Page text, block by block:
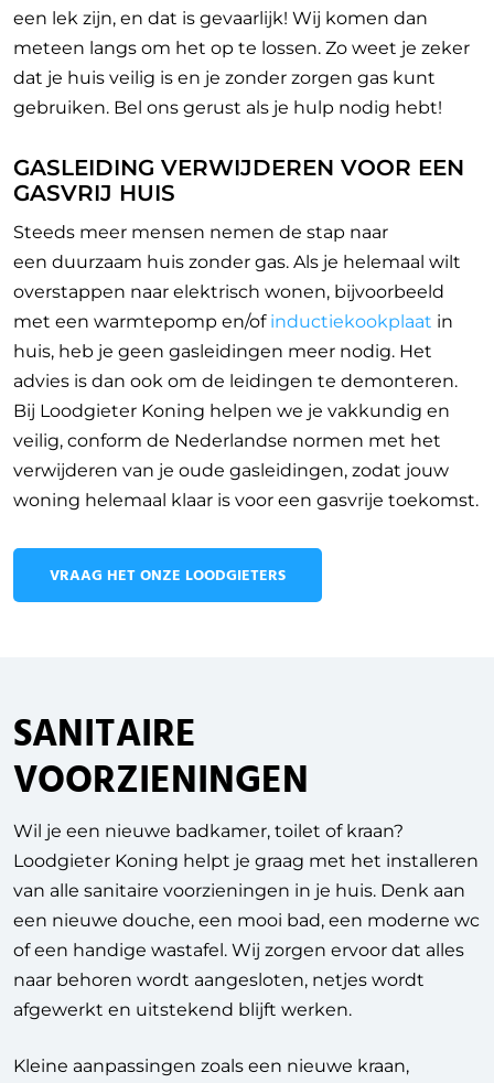
een lek zijn, en dat is gevaarlijk! Wij komen dan
meteen langs om het op te lossen. Zo weet je zeker
dat je huis veilig is en je zonder zorgen gas kunt
gebruiken. Bel ons gerust als je hulp nodig hebt!
GASLEIDING VERWIJDEREN VOOR EEN
GASVRIJ HUIS
Steeds meer mensen nemen de stap naar
een duurzaam huis zonder gas. Als je helemaal wilt
overstappen naar elektrisch wonen, bijvoorbeeld
met een warmtepomp en/of inductiekookplaat in
huis, heb je geen gasleidingen meer nodig. Het
advies is dan ook om de leidingen te demonteren.
Bij Loodgieter Koning helpen we je vakkundig en
veilig, conform de Nederlandse normen met het
verwijderen van je oude gasleidingen, zodat jouw
woning helemaal klaar is voor een gasvrije toekomst.
VRAAG HET ONZE LOODGIETERS
SANITAIRE
VOORZIENINGEN
Wil je een nieuwe badkamer, toilet of kraan?
Loodgieter Koning helpt je graag met het installeren
van alle sanitaire voorzieningen in je huis. Denk aan
een nieuwe douche, een mooi bad, een moderne wc
of een handige wastafel. Wij zorgen ervoor dat alles
naar behoren wordt aangesloten, netjes wordt
afgewerkt en uitstekend blijft werken.
Kleine aanpassingen zoals een nieuwe kraan,